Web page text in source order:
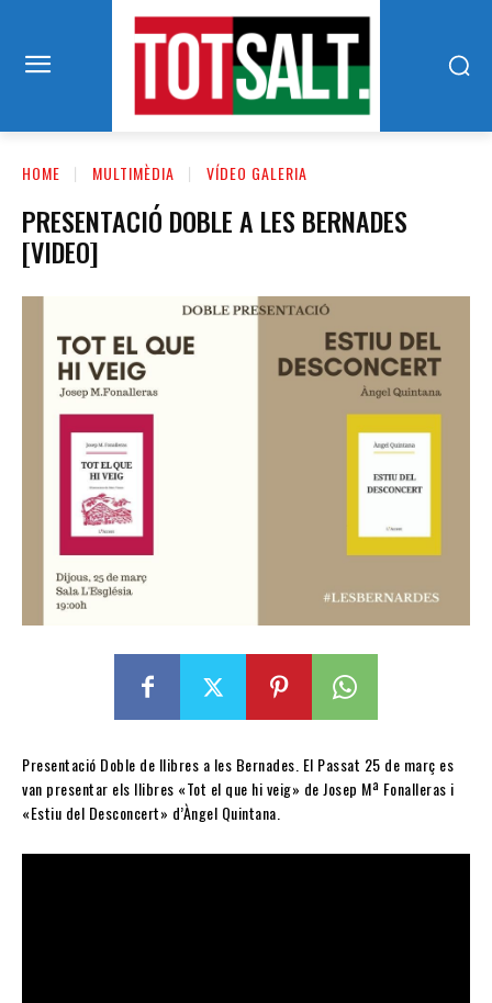
HOME MULTIMÈDIA VÍDEO GALERIA
PRESENTACIÓ DOBLE A LES BERNADES
[VIDEO]
Presentació Doble de llibres a les Bernades. El Passat 25 de març es
van presentar els llibres «Tot el que hi veig» de Josep Mª Fonalleras i
«Estiu del Desconcert» d’Àngel Quintana.